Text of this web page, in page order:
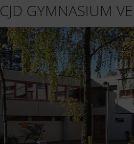
CJD GYMNASIUM